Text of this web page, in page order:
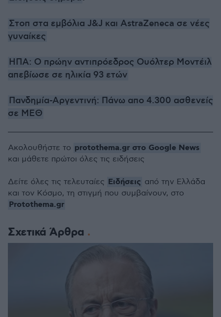
Στοπ στα εμβόλια J&J και AstraZeneca σε νέες
γυναίκες
ΗΠΑ: Ο πρώην αντιπρόεδρος Ουόλτερ Μοντέιλ
απεβίωσε σε ηλικία 93 ετών
Πανδημία-Αργεντινή: Πάνω απο 4.300 ασθενείς
σε ΜΕΘ
Σχετικά Άρθρα
Ακολουθήστε το protothema.gr στο Google News
και μάθετε πρώτοι όλες τις ειδήσεις
Δείτε όλες τις τελευταίες Ειδήσεις από την Ελλάδα
και τον Κόσμο, τη στιγμή που συμβαίνουν, στο
Protothema.gr